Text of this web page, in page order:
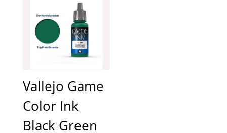
Vallejo Game
Color Ink
Black Green